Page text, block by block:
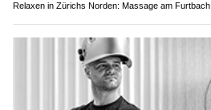
Relaxen in Zürichs Norden: Massage am Furtbach